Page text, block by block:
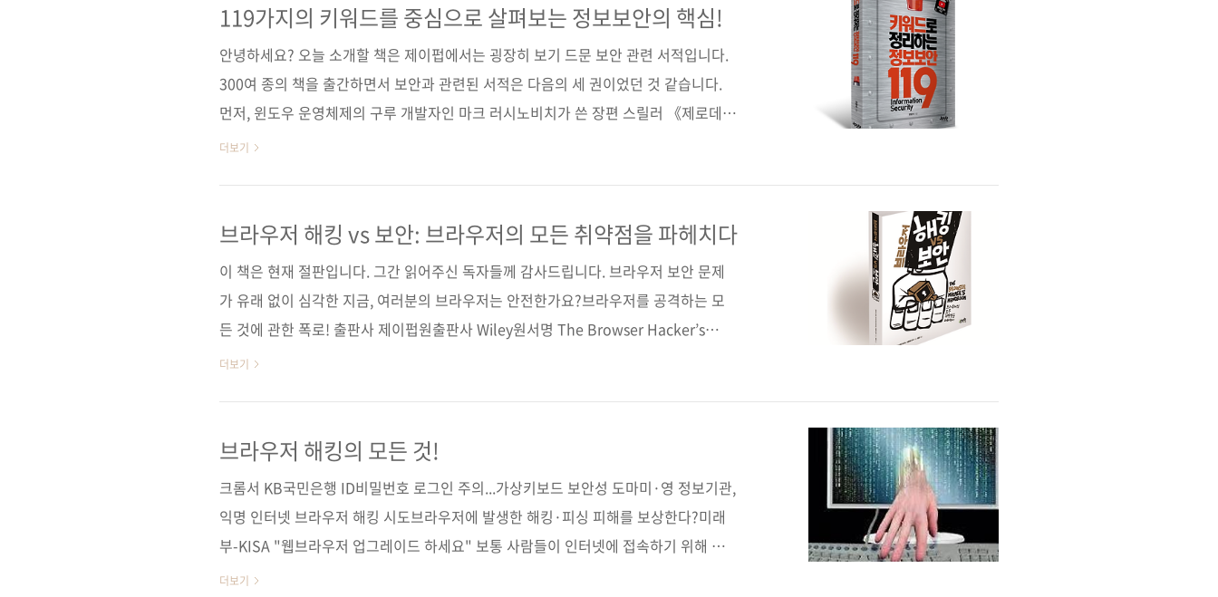
(없음)판 형 170*225*17.5제 본 무선(soft cover)정 가 19,800원ISBN 979-11-
119가지의 키워드를 중심으로 살펴보는 정보보안의 핵심!
안녕하세요? 오늘 소개할 책은 제이펍에서는 굉장히 보기 드문 보안 관련 서적입니다.
300여 종의 책을 출간하면서 보안과 관련된 서적은 다음의 세 권이었던 것 같습니다.
먼저, 윈도우 운영체제의 구루 개발자인 마크 러시노비치가 쓴 장편 스릴러 《제로데
이》, 그리고 《트로이 목마》가 있는데, 이 둘은 현재 아쉽게 절판되었죠. 개인적으로
기술적으로 풀어준 책인데, 아쉽게도 이 책도 현재 절판이 되었네요. 오늘 소개할 제이
과 그림으로 구성된 보안 교양서입니다...
더보기
브라우저 해킹 vs 보안: 브라우저의 모든 취약점을 파헤치다
이 책은 현재 절판입니다. 그간 읽어주신 독자들께 감사드립니다. 브라우저 보안 문제
가 유래 없이 심각한 지금, 여러분의 브라우저는 안전한가요?브라우저를 공격하는 모
든 것에 관한 폭로! 출판사 제이펍원출판사 Wiley원서명 The Browser Hacker’s
Handbook(ISBN: 9781118662090)지은이 웨이드 알콘, 크리스티앙 프리쇼, 미켈레
(93000)키워드 브라우저 / 해킹 / 보안 / IE / 크롬 / 파이어폭스 / JavaScript / SOP /
더보기
브라우저 해킹의 모든 것!
크롬서 KB국민은행 ID비밀번호 로그인 주의...가상키보드 보안성 도마미·영 정보기관,
익명 인터넷 브라우저 해킹 시도브라우저에 발생한 해킹·피싱 피해를 보상한다?미래
부-KISA "웹브라우저 업그레이드 하세요" 보통 사람들이 인터넷에 접속하기 위해 가
장 먼저 하는 게 무엇일까요? 당연히 웹 브라우저를 띄우는 일일 겁니다. 모바일 기기에
더보기